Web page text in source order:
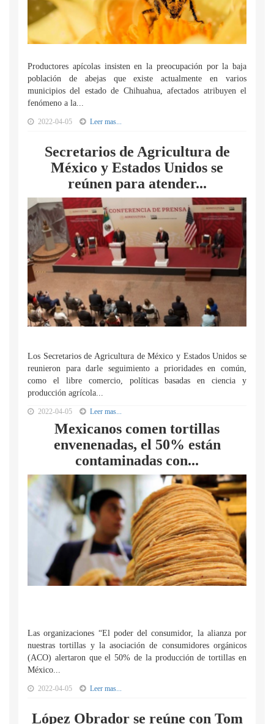
Productores apícolas insisten en la preocupación por la baja
población de abejas que existe actualmente en varios
municipios del estado de Chihuahua, afectados atribuyen el
fenómeno a la...
2022-04-05 Leer mas...
Secretarios de Agricultura de
México y Estados Unidos se
reúnen para atender...
Los Secretarios de Agricultura de México y Estados Unidos se
reunieron para darle seguimiento a prioridades en común,
como el libre comercio, políticas basadas en ciencia y
producción agrícola...
2022-04-05 Leer mas...
Mexicanos comen tortillas
envenenadas, el 50% están
contaminadas con...
Las organizaciones “El poder del consumidor, la alianza por
nuestras tortillas y la asociación de consumidores orgánicos
(ACO) alertaron que el 50% de la producción de tortillas en
México...
2022-04-05 Leer mas...
López Obrador se reúne con Tom